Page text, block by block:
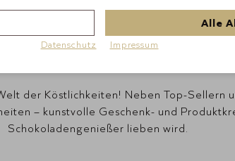
besten
der Köstlichkeiten! Neben Top-Sellern
– kunstvolle Geschenk- und
Schokoladengenießer lieben wird.
Alle
Datenschutz Impressum